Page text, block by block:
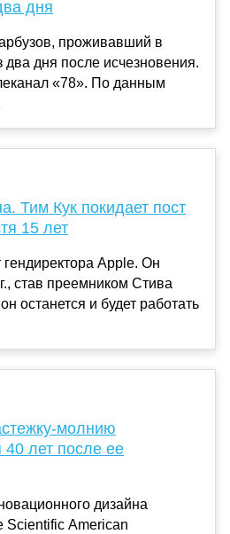
дня
проживавший в
два дня после исчезновения.
«78». По данным
Тим Кук покидает пост
15 лет
гендиректора Apple. Он
став преемником Стива
останется и будет работать
молнию
40 лет после ее
дизайна
Scientific American